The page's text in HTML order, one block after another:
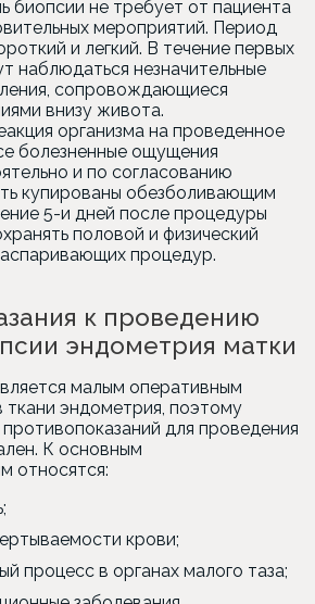
биопсии не требует от пациента
мероприятий. Период
и легкий. В течение первых
наблюдаться незначительные
сопровождающиеся
внизу живота.
организма на проведенное
болезненные ощущения
и по согласованию
купированы обезболивающим
5-и дней после процедуры
половой и физический
процедур.
к проведению
эндометрия матки
малым оперативным
эндометрия, поэтому
для проведения
К основным
относятся:
крови;
процесс в органах малого таза;